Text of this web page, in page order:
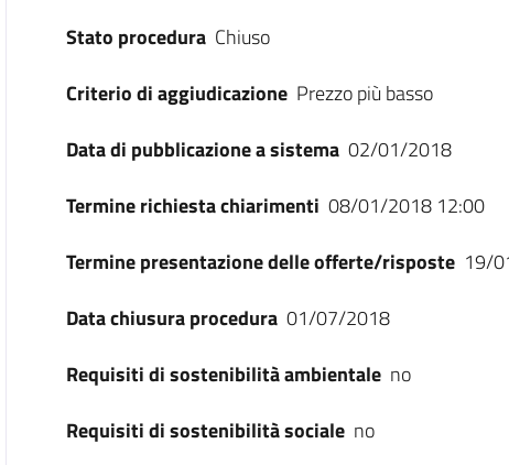
Stato procedura Chiuso
Criterio di aggiudicazione Prezzo più basso
Data di pubblicazione a sistema 02/01/2018
Termine richiesta chiarimenti 08/01/2018 12:00
Termine presentazione delle offerte/risposte 19/
Data chiusura procedura 01/07/2018
Requisiti di sostenibilità ambientale no
Requisiti di sostenibilità sociale no